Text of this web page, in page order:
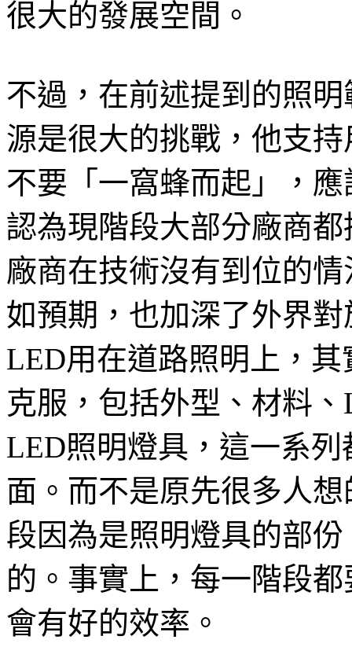
很大的發展空間。
不過，在前述提到的照
源是很大的挑戰，他支
不要「一窩蜂而起」，
認為現階段大部分廠商
廠商在技術沒有到位的
如預期，也加深了外界
LED用在道路照明上，
克服，包括外型、材料
LED照明燈具，這一系
面。而不是原先很多人
段因為是照明燈具的部
的。事實上，每一階段
會有好的效率。